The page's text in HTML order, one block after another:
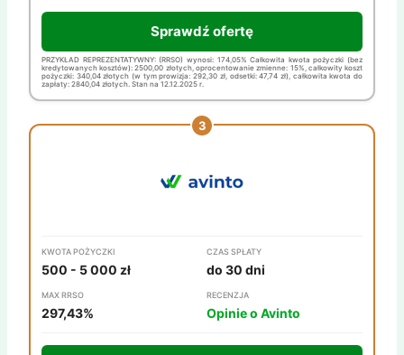
Sprawdź ofertę
PRZYKŁAD REPREZENTATYWNY: (RRSO) wynosi: 174,05% Całkowita kwota pożyczki (bez
kredytowanych kosztów): 2500,00 złotych, oprocentowanie zmienne: 15%, całkowity koszt
pożyczki: 340,04 złotych (w tym prowizja: 292,30 zł, odsetki: 47,74 zł), całkowita kwota do
zapłaty: 2840,04 złotych. Stan na 12.12.2025 r.
KWOTA POŻYCZKI
500 - 5 000 zł
CZAS SPŁATY
do 30 dni
MAX RRSO
297,43%
RECENZJA
Opinie o Avinto